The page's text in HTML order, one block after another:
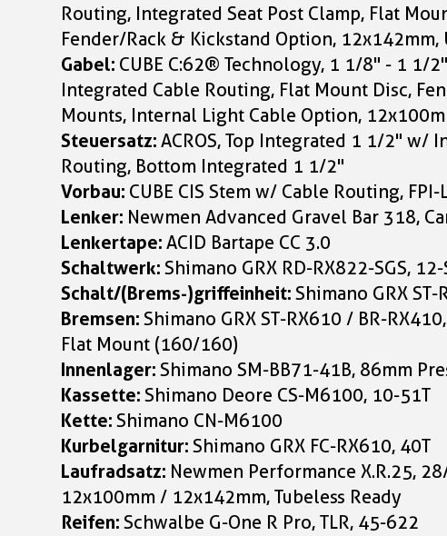
Routing, Integrated Seat Post Clamp, Flat
Fender/Rack & Kickstand Option, 12x142mm,
Gabel: CUBE C:62® Technology, 1 1/8" - 1 1/
Integrated Cable Routing, Flat Mount Disc,
Mounts, Internal Light Cable Option,
Steuersatz:ACROS, Top Integrated 1 1/2" w/
Routing, Bottom Integrated 1 1/2"
Vorbau: CUBE CIS Stem w/ Cable Routing, FPI-
Lenker: Newmen Advanced Gravel Bar 318,
Lenkertape:ACID Bartape CC 3.0
Schaltwerk:Shimano GRX RD-RX822-SGS,
Schalt/(Brems-)griffeinheit:Shimano GRX ST-
Bremsen:Shimano GRX ST-RX610 / BR-
Flat Mount (160/160)
Innenlager:Shimano SM-BB71-41B, 86mm
Kassette:Shimano Deore CS-M6100, 10-51T
Kette:Shimano CN-M6100
Kurbelgarnitur:Shimano GRX FC-RX610, 40T
Laufradsatz: Newmen Performance X.R.25,
12x100mm / 12x142mm, Tubeless Ready
Reifen:Schwalbe G-One R Pro, TLR, 45-622